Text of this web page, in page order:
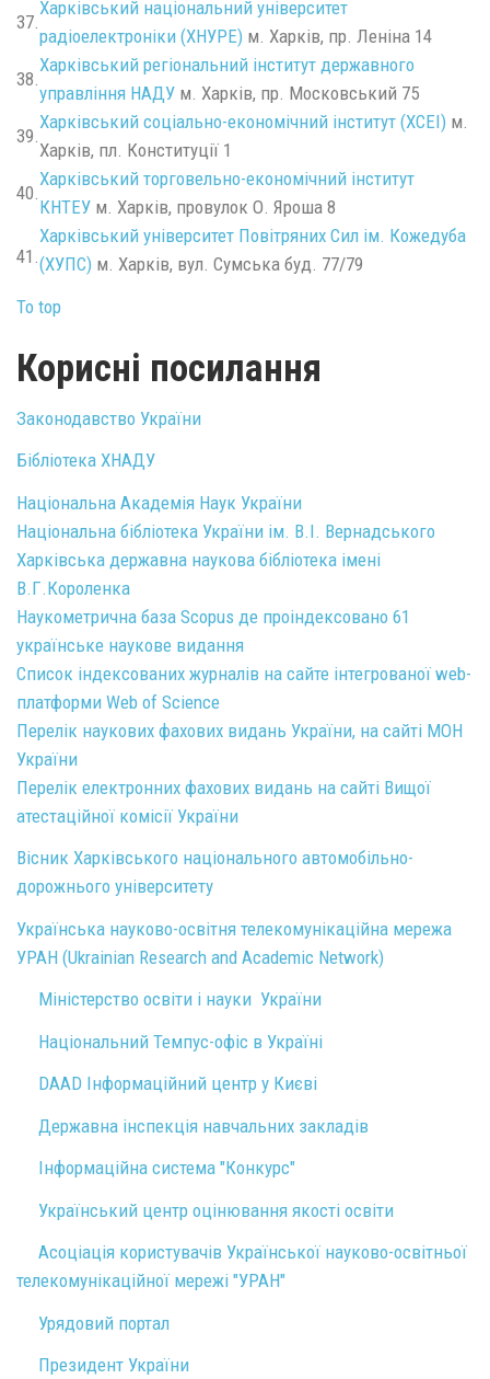
37.
Харківський національний університет
радіоелектроніки (ХНУРЕ) м. Харків, пр. Леніна 14
38.
Харківський регіональний інститут державного
управління НАДУ м. Харків, пр. Московський 75
39.
Харківський соціально-економічний інститут (ХСЕІ) м.
Харків, пл. Конституції 1
40.
Харківський торговельно-економічний інститут
КНТЕУ м. Харків, провулок О. Яроша 8
41.
Харківський університет Повітряних Сил ім. Кожедуба
(ХУПС) м. Харків, вул. Сумська буд. 77/79
To top
Корисні посилання
Законодавство України
Бібліотека ХНАДУ
Національна Академія Наук України
Національна бібліотека України ім. В.І. Вернадського
Харківська державна наукова бібліотека імені
В.Г.Короленка
Наукометрична база Scopus де проіндексовано 61
українське наукове видання
Список індексованих журналів на сайте інтегрованої web-
платформи Web of Science
Перелік наукових фахових видань України, на сайті МОН
України
Перелік електронних фахових видань на сайті Вищої
атестаційної комісії України
Вісник Харківського національного автомобільно-
дорожнього університету
Українська науково-освітня телекомунікаційна мережа
УРАН (Ukrainian Research and Academic Network)
Міністерство освіти і науки України
Національний Темпус-офіс в Україні
DAAD Інформаційний центр у Києві
Державна інспекція навчальних закладів
Інформаційна система "Конкурс"
Український центр оцінювання якості освіти
Асоціація користувачів Української науково-освітньої
телекомунікаційної мережі "УРАН"
Урядовий портал
Президент України